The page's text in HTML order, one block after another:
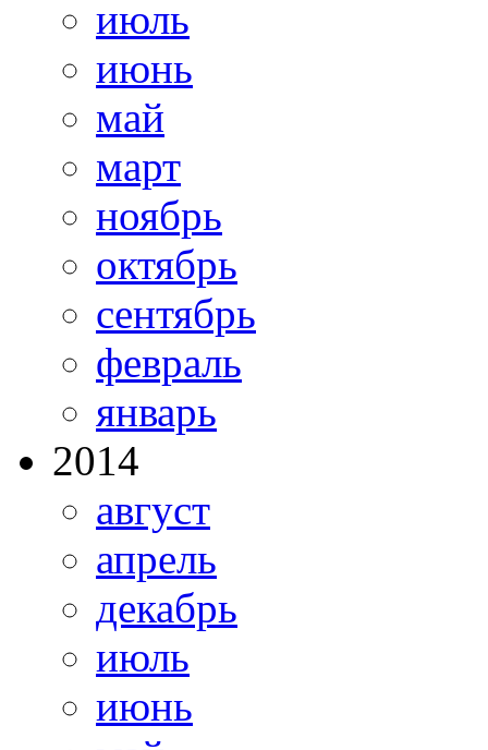
июль
июнь
май
март
ноябрь
октябрь
сентябрь
февраль
январь
2014
август
апрель
декабрь
июль
июнь